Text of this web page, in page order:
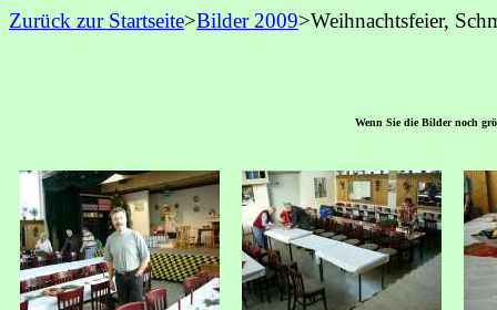
Zurück zur Startseite>Bilder 2009>Weihnachtsfeier,
Wenn Sie die Bilder noch